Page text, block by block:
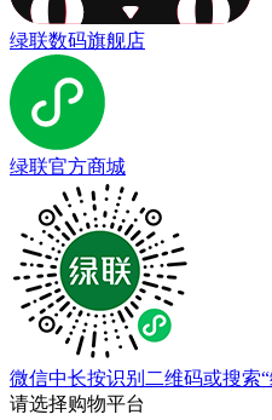
绿联数码旗舰店
绿联官方商城
微信中长按识别二维码或搜索
请选择购物平台